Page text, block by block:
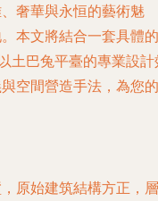
奢華與永恒的藝術魅
本文將結合一套具體的
土巴兔平臺的專業設計
空間營造手法，為您的
原始建筑結構方正，層